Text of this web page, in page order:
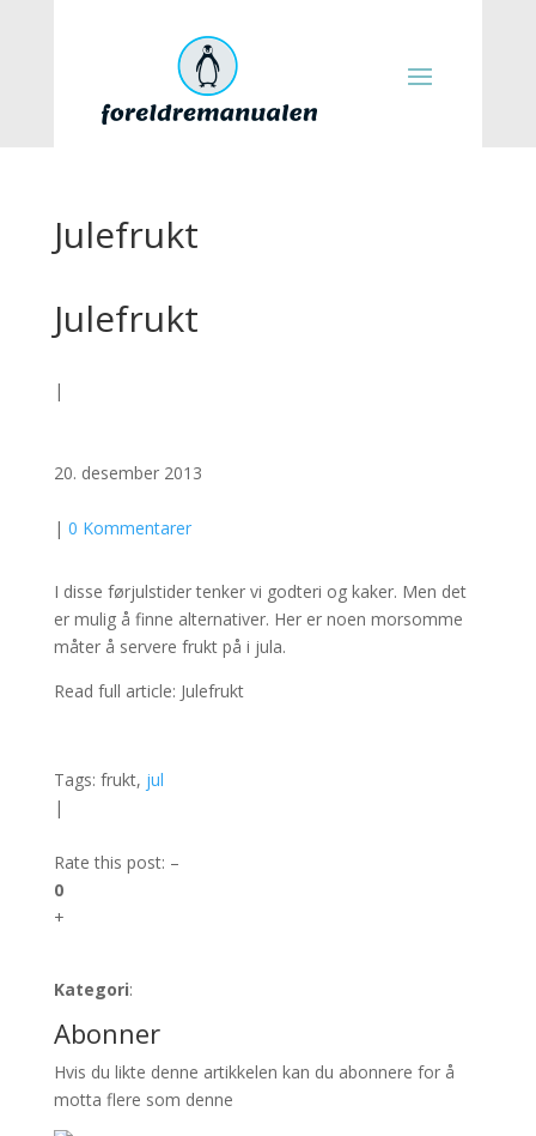
Julefrukt
Julefrukt
|
20. desember 2013
| 0 Kommentarer
I disse førjulstider tenker vi godteri og kaker. Men det
er mulig å finne alternativer. Her er noen morsomme
måter å servere frukt på i jula.
Read full article: Julefrukt
Tags: frukt, jul
|
Rate this post: –
0
+
Kategori:
Abonner
Hvis du likte denne artikkelen kan du abonnere for å
motta flere som denne